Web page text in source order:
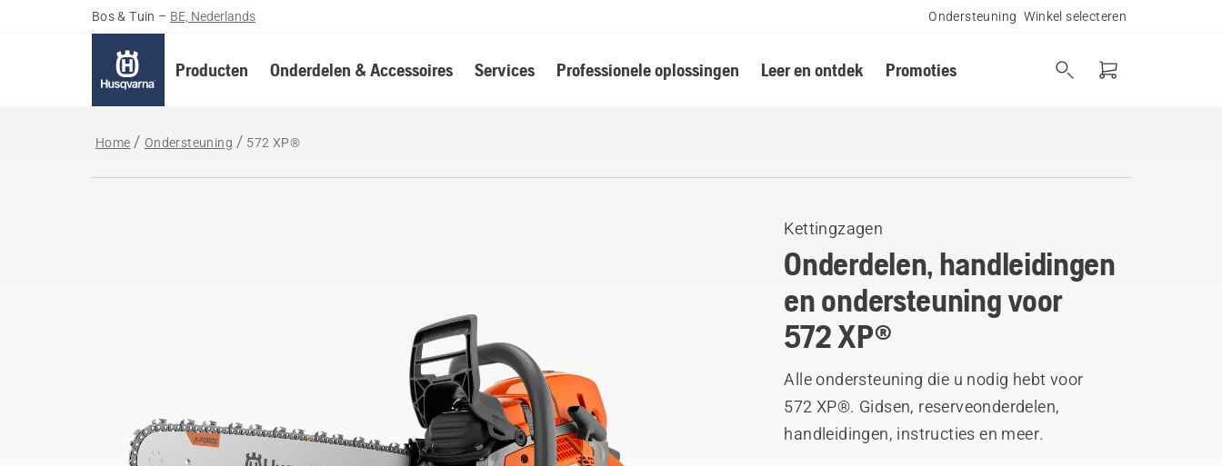
Bos & Tuin – BE, Nederlands Ondersteuning Winkel selecteren
Producten Onderdelen & Accessoires Services Professionele oplossingen Leer en ontdek Promoties
Home Ondersteuning 572 XP®
Kettingzagen
Onderdelen, handleidingen
en ondersteuning voor
572 XP®
Alle ondersteuning die u nodig hebt voor
572 XP®. Gidsen, reserveonderdelen,
handleidingen, instructies en meer.